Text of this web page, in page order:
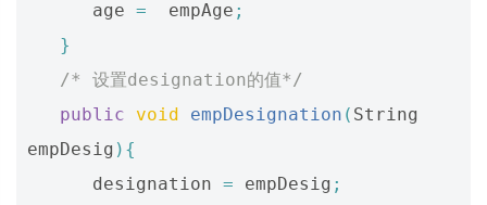
age = empAge ;
}
/* 设置designation的值*/
public
void empDesignation ( String
empDesig ){
designation = empDesig ;